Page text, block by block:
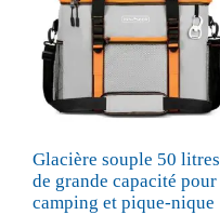
Glacière souple 50 litres
de grande capacité pour
camping et pique-nique